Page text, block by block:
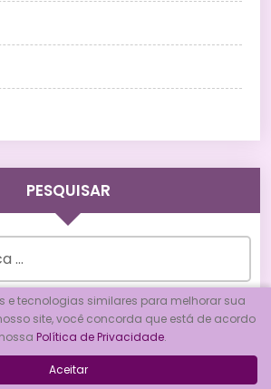
PESQUISAR
REDES SOCIAIS
e tecnologias similares para melhorar sua
site, você concorda que está de acordo
Política de Privacidade.
Aceitar